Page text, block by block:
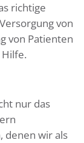
richtige
von
von Patienten
nur das
denen wir als